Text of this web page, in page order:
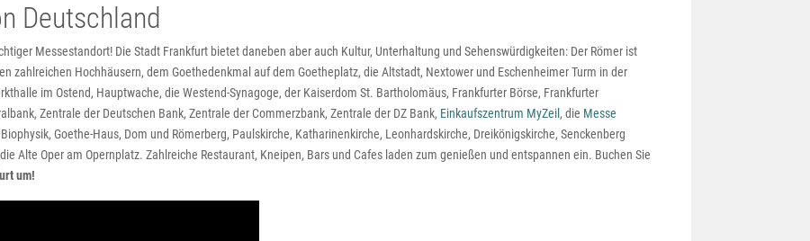
Deutschland
Messestandort! Die Stadt Frankfurt bietet daneben aber auch Kultur, Unterhaltung und Sehenswürdigkeiten: Der Römer ist
zahlreichen Hochhäusern, dem Goethedenkmal auf dem Goetheplatz, die Altstadt, Nextower und Eschenheimer Turm in der
im Ostend, Hauptwache, die Westend-Synagoge, der Kaiserdom St. Bartholomäus, Frankfurter Börse, Frankfurter
Zentrale der Deutschen Bank, Zentrale der Commerzbank, Zentrale der DZ Bank, Einkaufszentrum MyZeil , die Messe
Goethe-Haus, Dom und Römerberg, Paulskirche, Katharinenkirche, Leonhardskirche, Dreikönigskirche, Senckenberg
Alte Oper am Opernplatz. Zahlreiche Restaurant, Kneipen, Bars und Cafes laden zum genießen und entspannen ein. Buchen Sie
um!